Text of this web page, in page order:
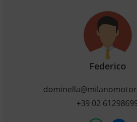
Federico
+39 02